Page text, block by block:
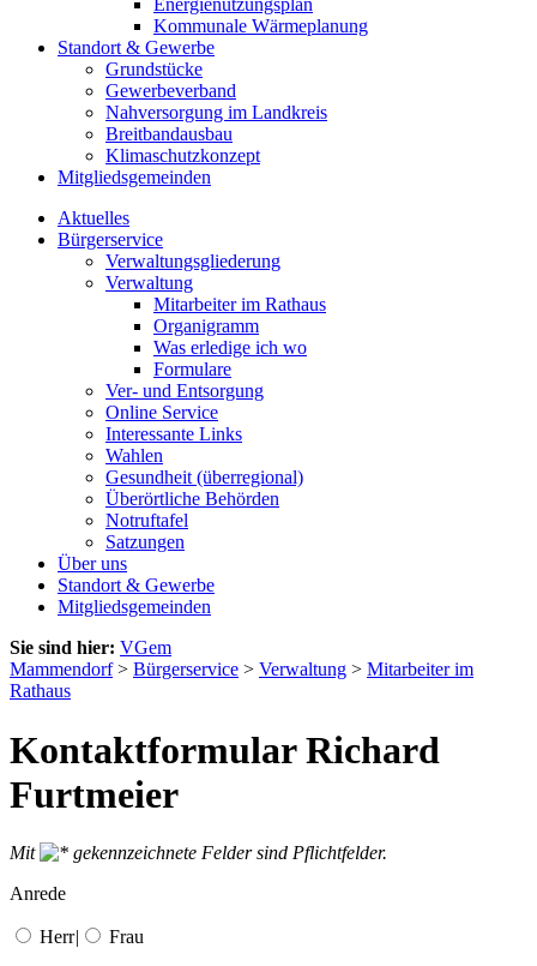
Energienutzungsplan
Kommunale Wärmeplanung
Standort & Gewerbe
Grundstücke
Gewerbeverband
Nahversorgung im Landkreis
Breitbandausbau
Klimaschutzkonzept
Mitgliedsgemeinden
Aktuelles
Bürgerservice
Verwaltungsgliederung
Verwaltung
Mitarbeiter im Rathaus
Organigramm
Was erledige ich wo
Formulare
Ver- und Entsorgung
Online Service
Interessante Links
Wahlen
Gesundheit (überregional)
Überörtliche Behörden
Notruftafel
Satzungen
Über uns
Standort & Gewerbe
Mitgliedsgemeinden
Sie sind hier: VGem
Mammendorf> Bürgerservice > Verwaltung > Mitarbeiter im
Rathaus
Kontaktformular Richard
Furtmeier
Mit
gekennzeichnete Felder sind Pflichtfelder.
Anrede
Herr| Frau